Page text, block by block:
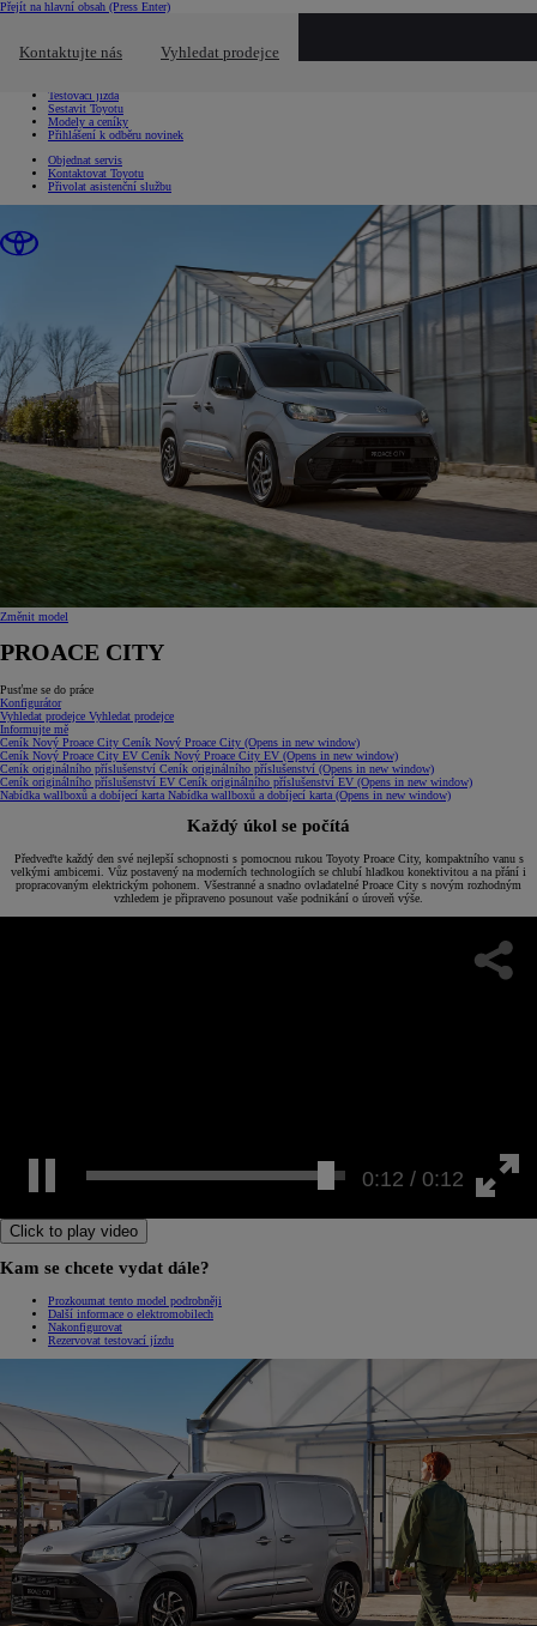
Přejít na hlavní obsah (Press Enter)
Kontaktujte nás Vyhledat prodejce
Chci... Kliknutím zavřete překryvné okno
Testovací jízda
Sestavit Toyotu
Modely a ceníky
Přihlášení k odběru novinek
Objednat servis
Kontaktovat Toyotu
Přivolat asistenční službu
Změnit model
PROACE CITY
Pusťme se do práce
Konfigurátor
Vyhledat prodejce Vyhledat prodejce
Informujte mě
Ceník Nový Proace City Ceník Nový Proace City (Opens in new window)
Ceník Nový Proace City EV Ceník Nový Proace City EV (Opens in new window)
Ceník originálního příslušenství Ceník originálního příslušenství (Opens in new window)
Ceník originálního příslušenství EV Ceník originálního příslušenství EV (Opens in new window)
Nabídka wallboxů a dobíjecí karta Nabídka wallboxů a dobíjecí karta (Opens in new window)
Každý úkol se počítá
Předveďte každý den své nejlepší schopnosti s pomocnou rukou Toyoty Proace City, kompaktního vanu s
velkými ambicemi. Vůz postavený na moderních technologiích se chlubí hladkou konektivitou a na přání i
propracovaným elektrickým pohonem. Všestranné a snadno ovladatelné Proace City s novým rozhodným
vzhledem je připraveno posunout vaše podnikání o úroveň výše.
0:12 / 0:12
Click to play video
Kam se chcete vydat dále?
Prozkoumat tento model podrobněji
Další informace o elektromobilech
Nakonfigurovat
Rezervovat testovací jízdu